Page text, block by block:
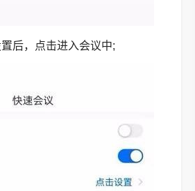
后，点击进入会议中;